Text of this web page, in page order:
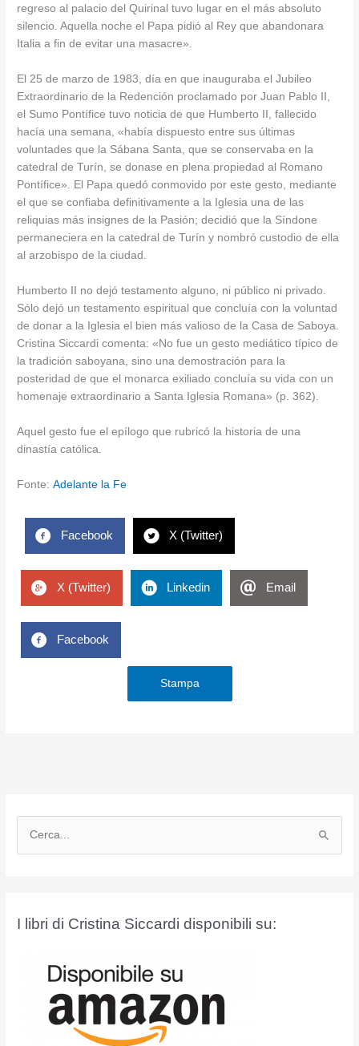
regreso al palacio del Quirinal tuvo lugar en el más absoluto
silencio. Aquella noche el Papa pidió al Rey que abandonara
Italia a fin de evitar una masacre».
El 25 de marzo de 1983, día en que inauguraba el Jubileo
Extraordinario de la Redención proclamado por Juan Pablo II,
el Sumo Pontífice tuvo noticia de que Humberto II, fallecido
hacía una semana, «había dispuesto entre sus últimas
voluntades que la Sábana Santa, que se conservaba en la
catedral de Turín, se donase en plena propiedad al Romano
Pontífice». El Papa quedó conmovido por este gesto, mediante
el que se confiaba definitivamente a la Iglesia una de las
reliquias más insignes de la Pasión; decidió que la Síndone
permaneciera en la catedral de Turín y nombró custodio de ella
al arzobispo de la ciudad.
Humberto II no dejó testamento alguno, ni público ni privado.
Sólo dejó un testamento espiritual que concluía con la voluntad
de donar a la Iglesia el bien más valioso de la Casa de Saboya.
Cristina Siccardi comenta: «No fue un gesto mediático típico de
la tradición saboyana, sino una demostración para la
posteridad de que el monarca exiliado concluía su vida con un
homenaje extraordinario a Santa Iglesia Romana» (p. 362).
Aquel gesto fue el epílogo que rubricó la historia de una
dinastía católica.
Fonte:Adelante la Fe
Facebook X (Twitter)
X (Twitter) Linkedin Email
Facebook
Stampa
I libri di Cristina Siccardi disponibili su: